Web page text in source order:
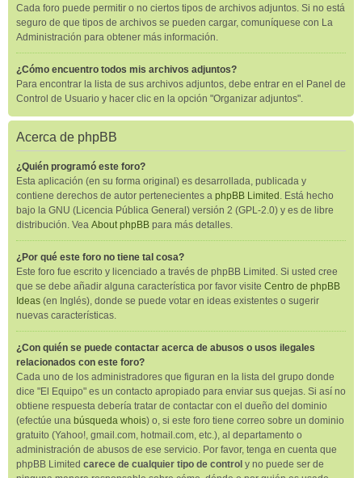
Cada foro puede permitir o no ciertos tipos de archivos adjuntos. Si no está
seguro de que tipos de archivos se pueden cargar, comuníquese con La
Administración para obtener más información.
¿Cómo encuentro todos mis archivos adjuntos?
Para encontrar la lista de sus archivos adjuntos, debe entrar en el Panel de
Control de Usuario y hacer clic en la opción "Organizar adjuntos".
Acerca de phpBB
¿Quién programó este foro?
Esta aplicación (en su forma original) es desarrollada, publicada y
contiene derechos de autor pertenecientes a phpBB Limited . Está hecho
bajo la GNU (Licencia Pública General) versión 2 (GPL-2.0) y es de libre
distribución. Vea About phpBB para más detalles.
¿Por qué este foro no tiene tal cosa?
Este foro fue escrito y licenciado a través de phpBB Limited. Si usted cree
que se debe añadir alguna característica por favor visite Centro de phpBB
Ideas (en Inglés), donde se puede votar en ideas existentes o sugerir
nuevas características.
¿Con quién se puede contactar acerca de abusos o usos ilegales
relacionados con este foro?
Cada uno de los administradores que figuran en la lista del grupo donde
dice "El Equipo" es un contacto apropiado para enviar sus quejas. Si así no
obtiene respuesta debería tratar de contactar con el dueño del dominio
(efectúe una búsqueda whois) o, si este foro tiene correo sobre un dominio
gratuito (Yahoo!, gmail.com, hotmail.com, etc.), al departamento o
administración de abusos de ese servicio. Por favor, tenga en cuenta que
phpBB Limited carece de cualquier tipo de control y no puede ser de